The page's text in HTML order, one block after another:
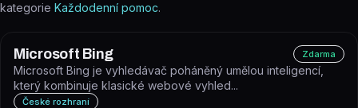
kategorie Každodenní pomoc.
Microsoft Bing Zdarma
Microsoft Bing je vyhledávač poháněný umělou inteligencí,
který kombinuje klasické webové vyhled...
České rozhraní